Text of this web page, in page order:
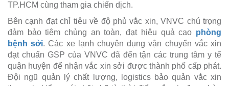
TP.HCM cùng tham gia chiến dịch.
Bên cạnh đạt chỉ tiêu về độ phủ vắc xin, VNVC chú trọng
đảm bảo tiêm chủng an toàn, đạt hiệu quả cao phòng
bệnh sởi. Các xe lạnh chuyên dụng vận chuyển vắc xin
đạt chuẩn GSP của VNVC đã đến tận các trung tâm y tế
quận huyện để nhận vắc xin sởi được thành phố cấp phát.
Đội ngũ quản lý chất lượng, logistics bảo quản vắc xin